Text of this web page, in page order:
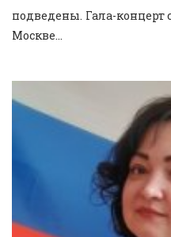
подведены. Гала-концерт
Москве...